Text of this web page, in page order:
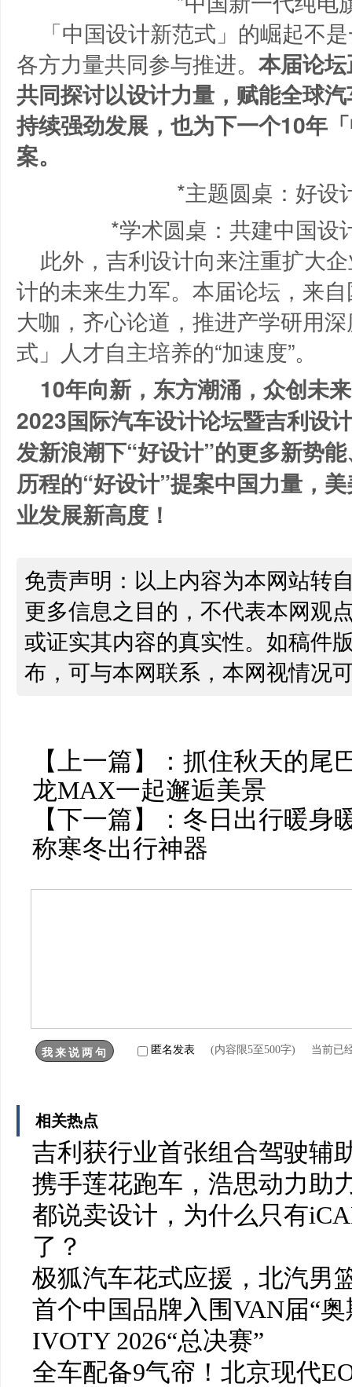
「中国设计新范式」的崛起不
各方力量共同参与推进。 本届论
共同探讨以设计力量，赋能全球
持续强劲发展，也为下一个10年
案。
*主题圆桌：好设
*学术圆桌：共建中国设
此外，吉利设计向来注重扩大
计的未来生力军。本届论坛，来
大咖，齐心论道，推进产学研用
式」人才自主培养的“加速度”。
10年向新，东方潮涌，众创未
2023国际汽车设计论坛暨吉利设
发新浪潮下“好设计”的更多新势
历程的“好设计”提案中国力量，
业发展新高度！
免责声明：以上内容为本网站转
更多信息之目的，不代表本网观
或证实其内容的真实性。如稿件
布，可与本网联系，本网视情况
【上一篇】： 抓住秋天的尾
龙MAX一起邂逅美景
【下一篇】： 冬日出行暖身
称寒冬出行神器
匿名发表 (内容限5至500字) 当前已
相关热点
吉利获行业首张组合驾驶辅
携手莲花跑车，浩思动力助
都说卖设计，为什么只有
了？
极狐汽车花式应援，北汽男
首个中国品牌入围VAN届“
IVOTY 2026“总决赛”
全车配备9气帘！北京现代